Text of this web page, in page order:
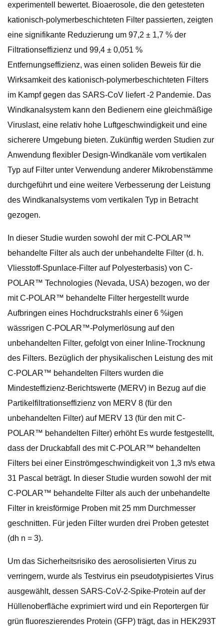
experimentell bewertet. Bioaerosole, die den getesteten
kationisch-polymerbeschichteten Filter passierten, zeigten
eine signifikante Reduzierung um 97,2 ± 1,7 % der
Filtrationseffizienz und 99,4 ± 0,051 %
Entfernungseffizienz, was einen soliden Beweis für die
Wirksamkeit des kationisch-polymerbeschichteten Filters
im Kampf gegen das SARS-CoV liefert -2 Pandemie. Das
Windkanalsystem kann den Bedienern eine gleichmäßige
Viruslast, eine relativ hohe Luftgeschwindigkeit und eine
sicherere Umgebung bieten. Zukünftig werden Studien zur
Anwendung flexibler Design-Windkanäle vom vertikalen
Typ auf Filter unter Verwendung anderer Mikrobenstämme
durchgeführt und eine weitere Verbesserung der Leistung
des Windkanalsystems vom vertikalen Typ in Betracht
gezogen.
In dieser Studie wurden sowohl der mit C-POLAR™
behandelte Filter als auch der unbehandelte Filter (d. h.
Vliesstoff-Spunlace-Filter auf Polyesterbasis) von C-
POLAR™ Technologies (Nevada, USA) bezogen, wo der
mit C-POLAR™ behandelte Filter hergestellt wurde
Aufbringen eines Hochdruckstrahls einer 6 %igen
wässrigen C-POLAR™-Polymerlösung auf den
unbehandelten Filter, gefolgt von einer Inline-Trocknung
des Filters. Bezüglich der physikalischen Leistung des mit
C-POLAR™ behandelten Filters wurden die
Mindesteffizienz-Berichtswerte (MERV) in Bezug auf die
Partikelfiltrationseffizienz von MERV 8 (für den
unbehandelten Filter) auf MERV 13 (für den mit C-
POLAR™ behandelten Filter) erhöht Es wurde festgestellt,
dass der Druckabfall des mit C-POLAR™ behandelten
Filters bei einer Einströmgeschwindigkeit von 1,3 m/s etwa
31 Pascal beträgt. In dieser Studie wurden sowohl der mit
C-POLAR™ behandelte Filter als auch der unbehandelte
Filter in kreisförmige Proben mit 25 mm Durchmesser
geschnitten. Für jeden Filter wurden drei Proben getestet
(dh n = 3).
Um das Sicherheitsrisiko des aerosolisierten Virus zu
verringern, wurde als Testvirus ein pseudotypisiertes Virus
ausgewählt, dessen SARS-CoV-2-Spike-Protein auf der
Hüllenoberfläche exprimiert wird und ein Reportergen für
grün fluoreszierendes Protein (GFP) trägt, das in HEK293T